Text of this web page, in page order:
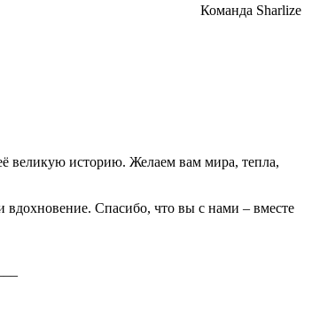
Команда Sharlize
великую историю. Желаем вам мира, тепла,
вдохновение. Спасибо, что вы с нами – вместе